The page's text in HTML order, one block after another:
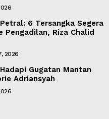
6 Tersangka Segera
Pengadilan, Riza Chalid
2026
Gugatan Mantan
Adriansyah